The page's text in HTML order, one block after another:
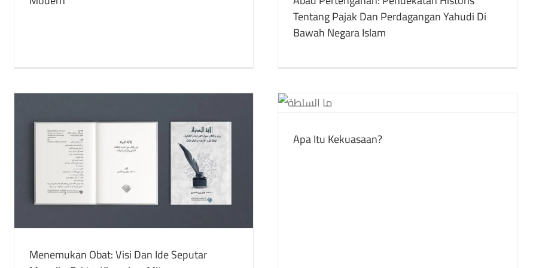
Tentang Pajak Dan Perdagangan Yahudi Di
Bawah Negara Islam
Menemukan Obat: Visi Dan Ide Seputar
buku Publikasi Terjemahan
Apa Itu Kekuasaan?